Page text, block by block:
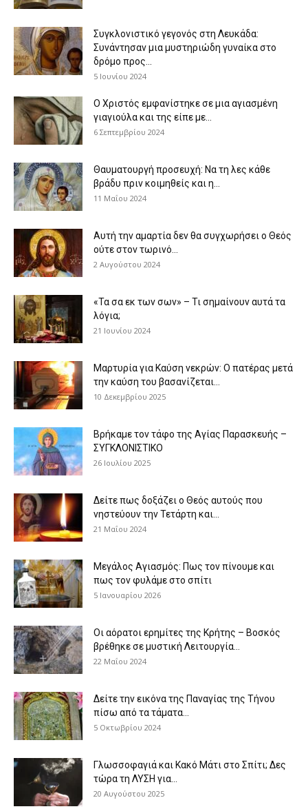
Συγκλονιστικό γεγονός στη Λευκάδα:
Συνάντησαν μια μυστηριώδη γυναίκα στο
δρόμο προς...
5 Ιουνίου 2024
Ο Χριστός εμφανίστηκε σε μια αγιασμένη
γιαγιούλα και της είπε με...
6 Σεπτεμβρίου 2024
Θαυματουργή προσευχή: Να τη λες κάθε
βράδυ πριν κοιμηθείς και η...
11 Μαΐου 2024
Αυτή την αμαρτία δεν θα συγχωρήσει ο Θεός
ούτε στον τωρινό...
2 Αυγούστου 2024
«Τα σα εκ των σων» – Τι σημαίνουν αυτά τα
λόγια;
21 Ιουνίου 2024
Μαρτυρία για Καύση νεκρών: Ο πατέρας μετά
την καύση του βασανίζεται...
10 Δεκεμβρίου 2025
Βρήκαμε τον τάφο της Αγίας Παρασκευής –
ΣΥΓΚΛΟΝΙΣΤΙΚΟ
26 Ιουλίου 2025
Δείτε πως δοξάζει ο Θεός αυτούς που
νηστεύουν την Τετάρτη και...
21 Μαΐου 2024
Μεγάλος Αγιασμός: Πως τον πίνουμε και
πως τον φυλάμε στο σπίτι
5 Ιανουαρίου 2026
Οι αόρατοι ερημίτες της Κρήτης – Βοσκός
βρέθηκε σε μυστική Λειτουργία...
22 Μαΐου 2024
Δείτε την εικόνα της Παναγίας της Τήνου
πίσω από τα τάματα...
5 Οκτωβρίου 2024
Γλωσσοφαγιά και Κακό Μάτι στο Σπίτι; Δες
τώρα τη ΛΥΣΗ για...
20 Αυγούστου 2025